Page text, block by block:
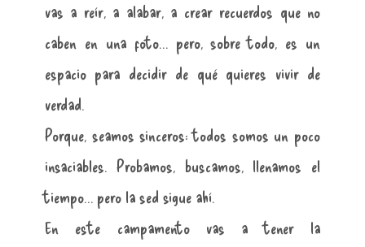
vas a reír, a alabar, a crear recuerdos que no
caben en una foto… pero, sobre todo, es un
espacio para decidir de qué quieres vivir de
verdad.
Porque, seamos sinceros: todos somos un poco
insaciables. Probamos, buscamos, llenamos el
tiempo… pero la sed sigue ahí.
En este campamento vas a tener la